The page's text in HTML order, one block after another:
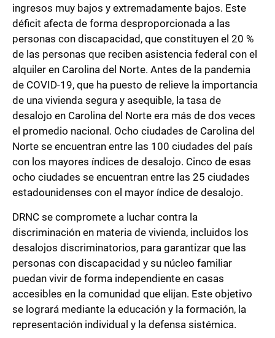
ingresos muy bajos y extremadamente bajos. Este
déficit afecta de forma desproporcionada a las
personas con discapacidad, que constituyen el 20 %
de las personas que reciben asistencia federal con el
alquiler en Carolina del Norte. Antes de la pandemia
de COVID-19, que ha puesto de relieve la importancia
de una vivienda segura y asequible, la tasa de
desalojo en Carolina del Norte era más de dos veces
el promedio nacional. Ocho ciudades de Carolina del
Norte se encuentran entre las 100 ciudades del país
con los mayores índices de desalojo. Cinco de esas
ocho ciudades se encuentran entre las 25 ciudades
estadounidenses con el mayor índice de desalojo.
DRNC se compromete a luchar contra la
discriminación en materia de vivienda, incluidos los
desalojos discriminatorios, para garantizar que las
personas con discapacidad y su núcleo familiar
puedan vivir de forma independiente en casas
accesibles en la comunidad que elijan. Este objetivo
se logrará mediante la educación y la formación, la
representación individual y la defensa sistémica.